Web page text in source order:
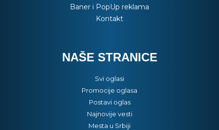
Baner i PopUp reklama
Kontakt
NAŠE STRANICE
Svi oglasi
Promocije oglasa
Postavi oglas
Najnovije vesti
Mesta u Srbiji